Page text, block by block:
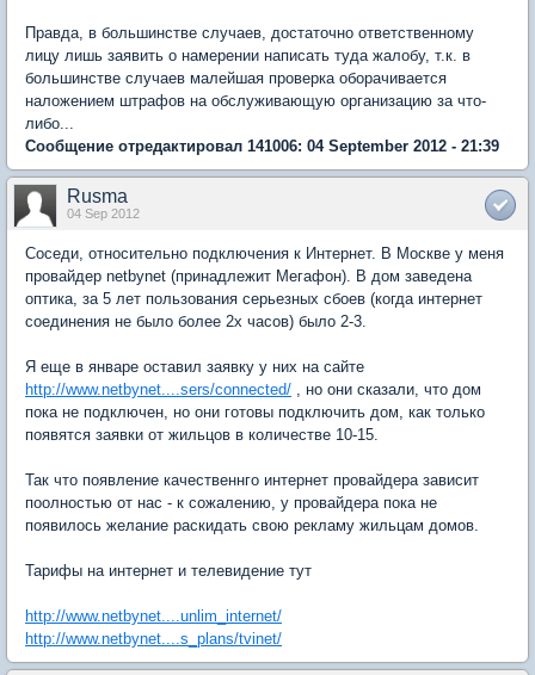
Правда, в большинстве случаев, достаточно ответственному
лицу лишь заявить о намерении написать туда жалобу, т.к. в
большинстве случаев малейшая проверка оборачивается
наложением штрафов на обслуживающую организацию за что-
либо...
Сообщение отредактировал 141006: 04 September 2012 - 21:39
Rusma
04 Sep 2012
Соседи, относительно подключения к Интернет. В Москве у меня
провайдер netbynet (принадлежит Мегафон). В дом заведена
оптика, за 5 лет пользования серьезных сбоев (когда интернет
соединения не было более 2х часов) было 2-3.
Я еще в январе оставил заявку у них на сайте
http://www.netbynet....sers/connected/ , но они сказали, что дом
пока не подключен, но они готовы подключить дом, как только
появятся заявки от жильцов в количестве 10-15.
Так что появление качественнго интернет провайдера зависит
поолностью от нас - к сожалению, у провайдера пока не
появилось желание раскидать свою рекламу жильцам домов.
Тарифы на интернет и телевидение тут
http://www.netbynet....unlim_internet/
http://www.netbynet....s_plans/tvinet/